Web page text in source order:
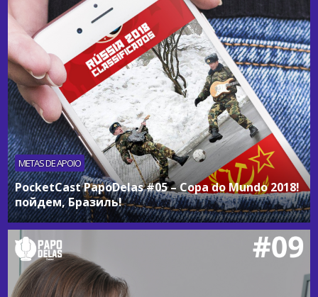
METAS DE APOIO
PocketCast PapoDelas #05 – Copa do Mundo 2018!
пойдем, Бразиль!